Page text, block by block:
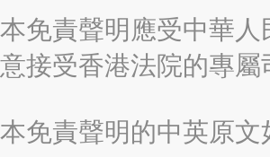
本免責聲明應受中華
意接受香港法院的專
本免責聲明的中英原